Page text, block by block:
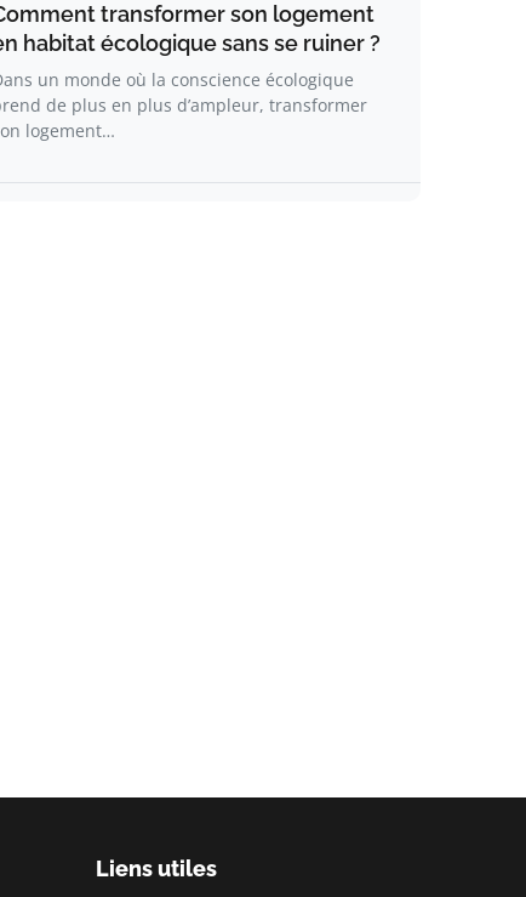
transformer son logement
habitat écologique sans se ruiner ?
un monde où la conscience écologique
de plus en plus d’ampleur, transformer
logement…
Liens utiles